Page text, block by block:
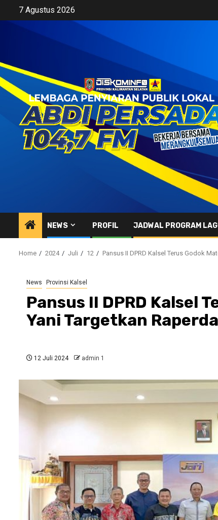
content
7 Agustus 2026
NEWS PROFIL JADWAL PROGRAM
Home 2024 Juli 12 Pansus II DPRD Kalsel Terus Godok
News Provinsi Kalsel
Pansus II DPRD Kalsel
Yani Targetkan
12 Juli 2024 admin 1